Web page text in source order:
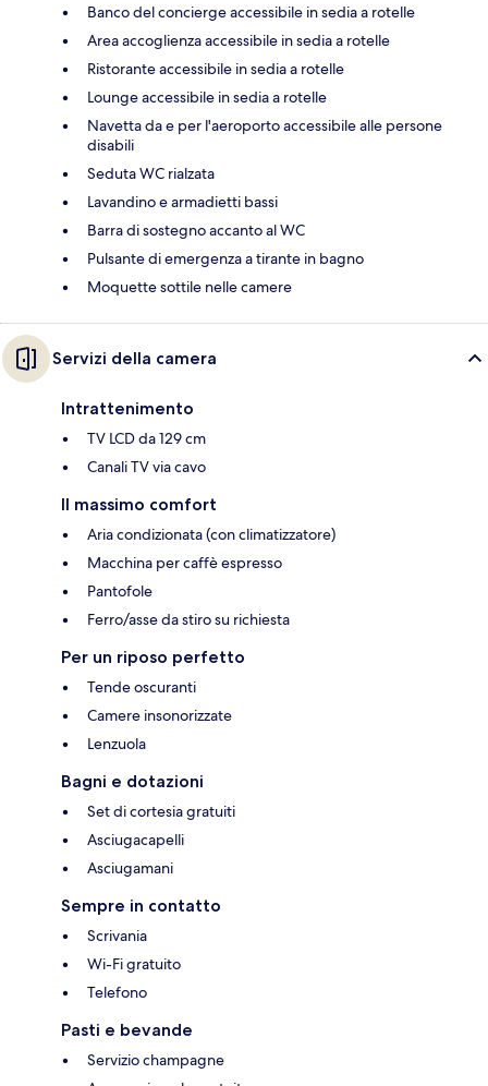
Banco del concierge accessibile in sedia a rotelle
Area accoglienza accessibile in sedia a rotelle
Ristorante accessibile in sedia a rotelle
Lounge accessibile in sedia a rotelle
Navetta da e per l'aeroporto accessibile alle persone
disabili
Seduta WC rialzata
Lavandino e armadietti bassi
Barra di sostegno accanto al WC
Pulsante di emergenza a tirante in bagno
Moquette sottile nelle camere
Servizi della camera
Intrattenimento
TV LCD da 129 cm
Canali TV via cavo
Il massimo comfort
Aria condizionata (con climatizzatore)
Macchina per caffè espresso
Pantofole
Ferro/asse da stiro su richiesta
Per un riposo perfetto
Tende oscuranti
Camere insonorizzate
Lenzuola
Bagni e dotazioni
Set di cortesia gratuiti
Asciugacapelli
Asciugamani
Sempre in contatto
Scrivania
Wi-Fi gratuito
Telefono
Pasti e bevande
Servizio champagne